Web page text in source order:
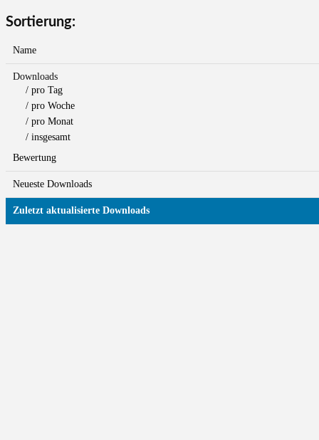
Sortierung:
Name
Downloads
/ pro Tag
/ pro Woche
/ pro Monat
/ insgesamt
Bewertung
Neueste Downloads
Zuletzt aktualisierte Downloads